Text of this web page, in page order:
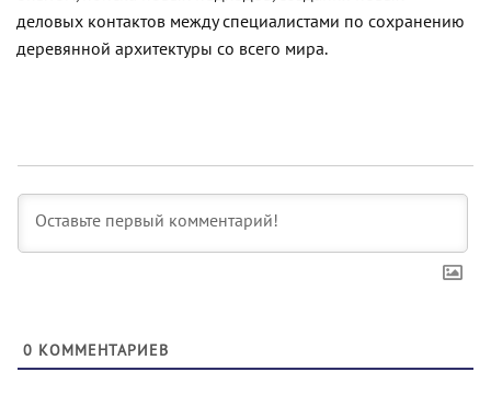
деловых контактов между специалистами по сохранению
деревянной архитектуры со всего мира.
0 КОММЕНТАРИЕВ